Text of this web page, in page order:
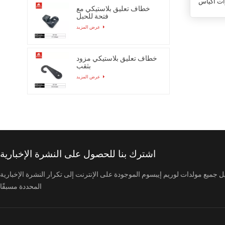
خطاف تعليق بلاستيكي مع
فتحة للحبل
خطاف تعليق بلاستيكي مزود
بثقب
اشترك بنا للحصول على النشرة الإخبارية
جميع مولدات لوريم إيبسوم الموجودة على الإنترنت إلى تكرار النشرة الإخبارية
المحددة مسبقًا